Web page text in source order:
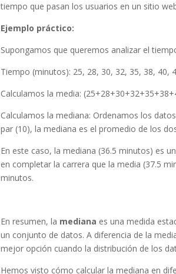
tiempo que pasan los usuarios en un sitio
Ejemplo práctico:
Supongamos que queremos analizar el
Tiempo (minutos): 25, 28, 30, 32, 35, 38, 40,
Calculamos la media:
Calculamos la mediana: Ordenamos los
par (10), la mediana es el promedio de los
En este caso, la mediana (36.5 minutos) es
en completar la carrera que la media (37.5
minutos.
En resumen, la mediana es una medida
un conjunto de datos. A diferencia de la
mejor opción cuando la distribución de los
Hemos visto cómo calcular la mediana en